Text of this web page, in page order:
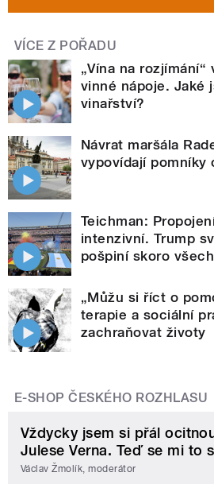
VÍCE Z POŘADU
„Vína na rozjímání“
vinné nápoje. Jaké
vinařství?
Návrat maršála
vypovídají pomníky
Teichman:
intenzivní. Trump
pošpiní skoro
„Můžu si říct o
terapie a sociální
zachraňovat životy
E-SHOP ČESKÉHO ROZHLASU
Vždycky jsem si přál
Julese Verna. Teď se mi to
Václav Žmolík, moderátor